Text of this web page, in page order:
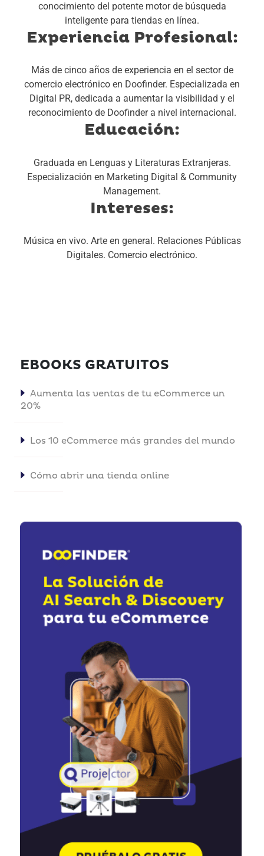
conocimiento del potente motor de búsqueda
inteligente para tiendas en línea.
Experiencia Profesional:
Más de cinco años de experiencia en el sector de
comercio electrónico en Doofinder. Especializada en
Digital PR, dedicada a aumentar la visibilidad y el
reconocimiento de Doofinder a nivel internacional.
Educación:
Graduada en Lenguas y Literaturas Extranjeras.
Especialización en Marketing Digital & Community
Management.
Intereses:
Música en vivo. Arte en general. Relaciones Públicas
Digitales. Comercio electrónico.
EBOOKS GRATUITOS
Aumenta las ventas de tu eCommerce un
20%
Los 10 eCommerce más grandes del mundo
Cómo abrir una tienda online